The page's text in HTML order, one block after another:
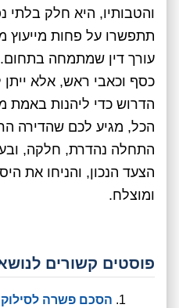
והטבותיו, היא חלק
תתפשרו על פחות מייעוץ
עורך דין שמתמחה
כסף וכאבי ראש, אלא
הדרוש כדי ליהנות באמת
הכל, מגיע לכם שהדירה
התחלה נהדרת, חלקה,
הצעד הנכון, והניחו את
ומוצלח.
פוסטים קשורים
הסכם פשרה לסילוק